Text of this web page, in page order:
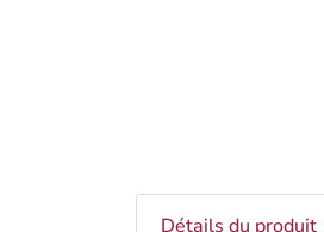
Détails du produit